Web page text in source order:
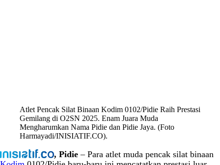
Atlet Pencak Silat Binaan Kodim 0102/Pidie Raih Prestasi
Gemilang di O2SN 2025. Enam Juara Muda
Mengharumkan Nama Pidie dan Pidie Jaya. (Foto
Harmayadi/INISIATIF.CO).
, Pidie– Para atlet muda pencak silat binaan